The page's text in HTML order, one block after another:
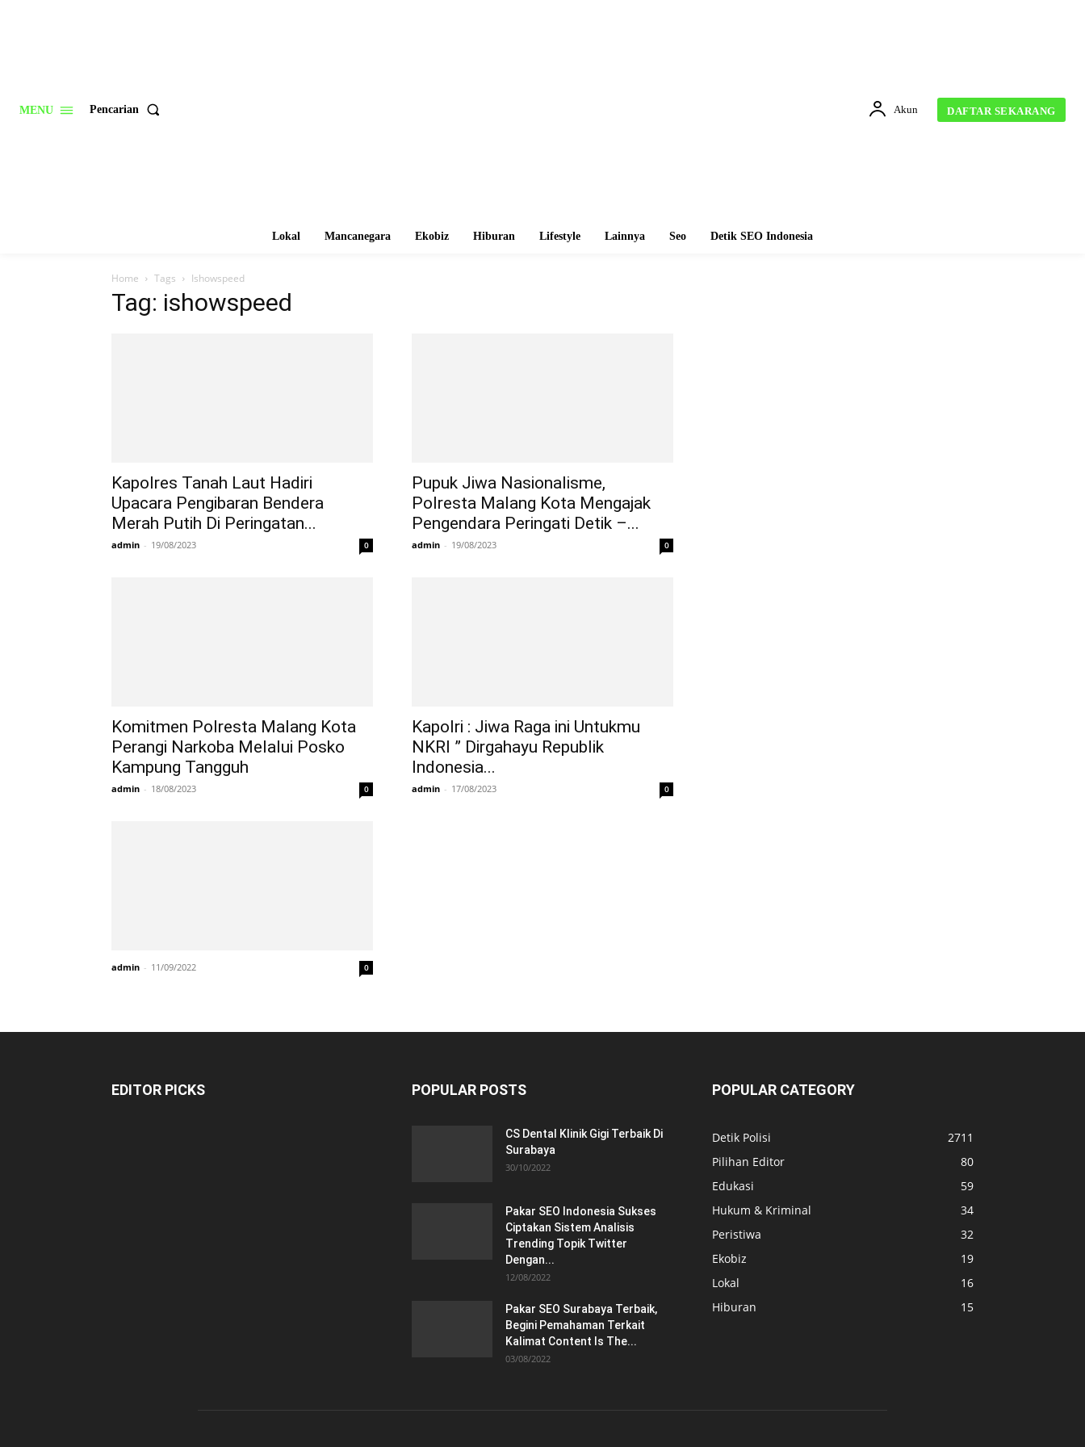
MENU Pencarian Akun DAFTAR SEKARANG
Lokal Mancanegara Ekobiz Hiburan Lifestyle Lainnya Seo Detik SEO Indonesia
Home Tags Ishowspeed
Tag: ishowspeed
Kapolres Tanah Laut Hadiri
Upacara Pengibaran Bendera
Merah Putih Di Peringatan...
admin - 19/08/2023 0
Pupuk Jiwa Nasionalisme,
Polresta Malang Kota Mengajak
Pengendara Peringati Detik –...
admin - 19/08/2023 0
Komitmen Polresta Malang Kota
Perangi Narkoba Melalui Posko
Kampung Tangguh
admin - 18/08/2023 0
Kapolri : Jiwa Raga ini Untukmu
NKRI ” Dirgahayu Republik
Indonesia...
admin - 17/08/2023 0
admin - 11/09/2022 0
EDITOR PICKS POPULAR POSTS
CS Dental Klinik Gigi Terbaik Di
Surabaya
30/10/2022
Pakar SEO Indonesia Sukses
Ciptakan Sistem Analisis
Trending Topik Twitter
Dengan...
12/08/2022
Pakar SEO Surabaya Terbaik,
Begini Pemahaman Terkait
Kalimat Content Is The...
03/08/2022
POPULAR CATEGORY
Detik Polisi
2711
Pilihan Editor
80
Edukasi
59
Hukum & Kriminal
34
Peristiwa
32
Ekobiz
19
Lokal
16
Hiburan
15